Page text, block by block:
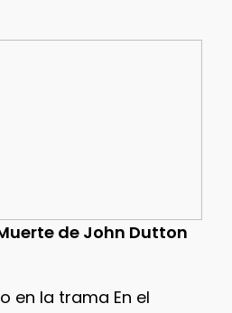
de John Dutton
en la trama En el